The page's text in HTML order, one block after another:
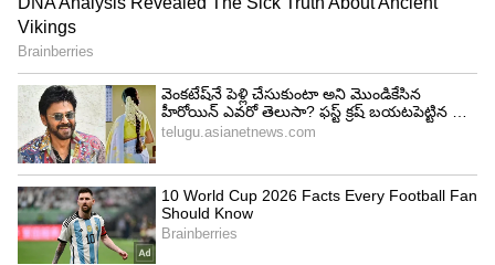
4
6